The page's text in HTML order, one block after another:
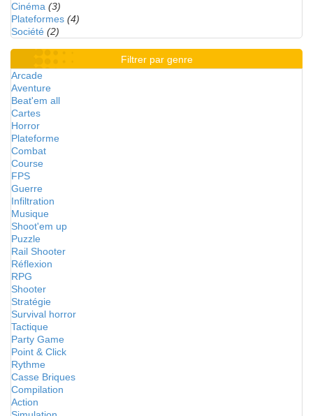
Cinéma (3)
Plateformes (4)
Société (2)
Filtrer par genre
Arcade
Aventure
Beat'em all
Cartes
Horror
Plateforme
Combat
Course
FPS
Guerre
Infiltration
Musique
Shoot'em up
Puzzle
Rail Shooter
Réflexion
RPG
Shooter
Stratégie
Survival horror
Tactique
Party Game
Point & Click
Rythme
Casse Briques
Compilation
Action